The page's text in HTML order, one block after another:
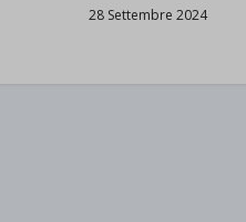
28 Settembre 2024